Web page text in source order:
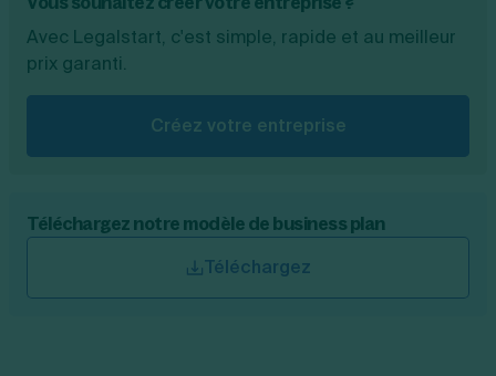
Avec Legalstart, c'est simple, rapide et au meilleur
prix garanti.
Créez votre entreprise
Téléchargez notre modèle de business plan
Téléchargez